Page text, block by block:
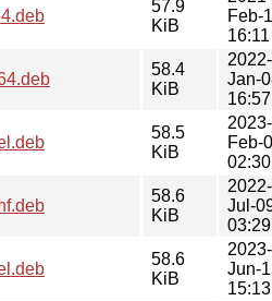
57.9
KiB
Feb-
16:11
58.4
KiB
2022-
Jan-
16:57
58.5
KiB
2023-
Feb-
02:30
58.6
KiB
2022-
Jul-
03:29
58.6
KiB
2023-
Jun-
15:13